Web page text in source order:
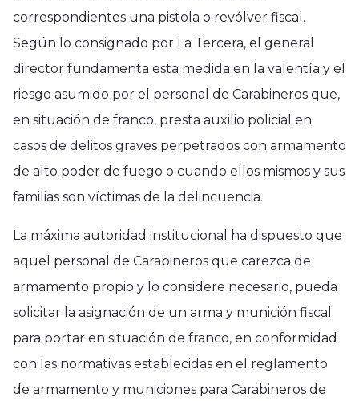
correspondientes una pistola o revólver fiscal.
Según lo consignado por La Tercera, el general
director fundamenta esta medida en la valentía y el
riesgo asumido por el personal de Carabineros que,
en situación de franco, presta auxilio policial en
casos de delitos graves perpetrados con armamento
de alto poder de fuego o cuando ellos mismos y sus
familias son víctimas de la delincuencia.
La máxima autoridad institucional ha dispuesto que
aquel personal de Carabineros que carezca de
armamento propio y lo considere necesario, pueda
solicitar la asignación de un arma y munición fiscal
para portar en situación de franco, en conformidad
con las normativas establecidas en el reglamento
de armamento y municiones para Carabineros de